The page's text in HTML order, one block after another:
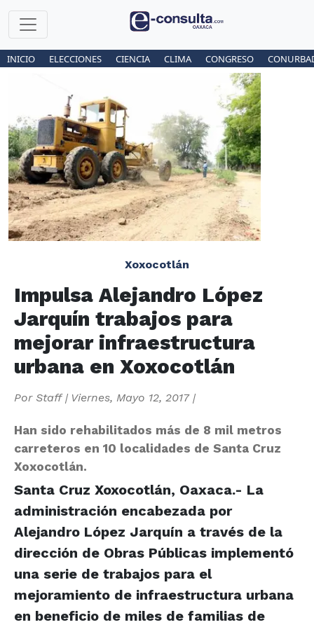
INICIO ELECCIONES CIENCIA CLIMA CONGRESO
Xoxocotlán
Impulsa Alejandro López
Jarquín trabajos para
mejorar infraestructura
urbana en Xoxocotlán
Por Staff| Viernes, Mayo 12, 2017|
Han sido rehabilitados más de 8 mil metros
carreteros en 10 localidades de Santa Cruz
Xoxocotlán.
Santa Cruz Xoxocotlán, Oaxaca.- La
administración encabezada por
Alejandro López Jarquín a través de la
dirección de Obras Públicas implementó
una serie de trabajos para el
mejoramiento de infraestructura urbana
en beneficio de miles de familias de